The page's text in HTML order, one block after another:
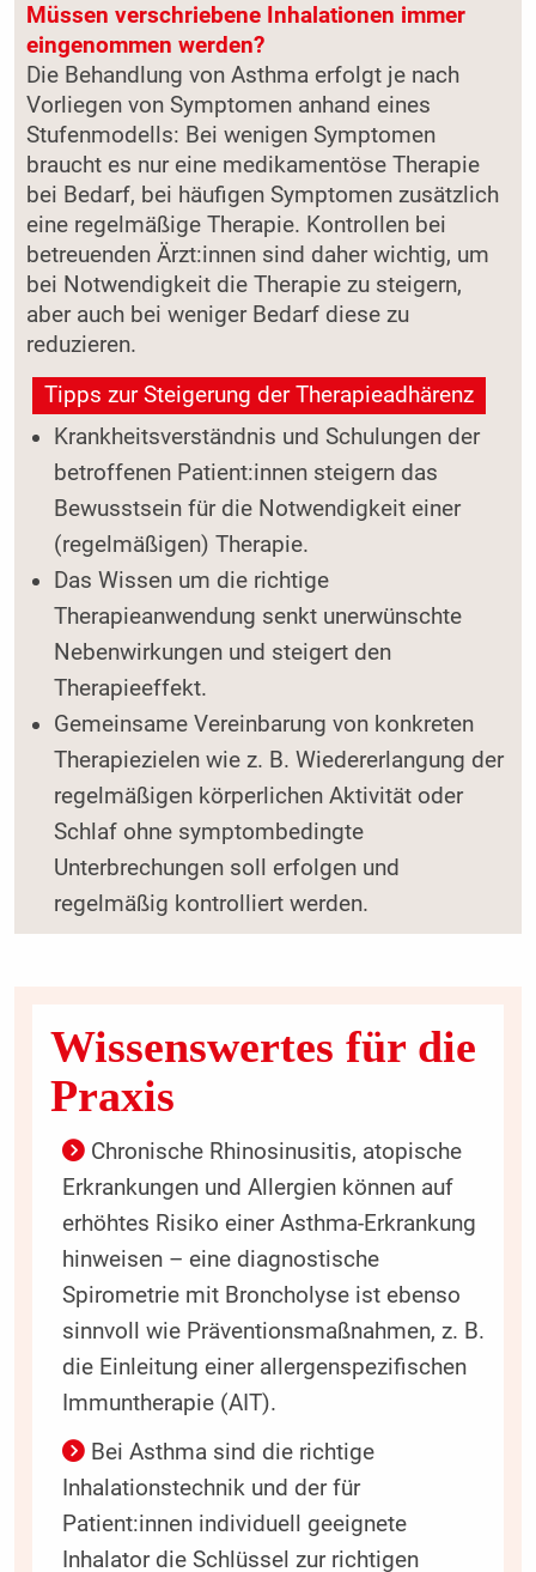
Müssen verschriebene Inhalationen immer
eingenommen werden?
Die Behandlung von Asthma erfolgt je nach
Vorliegen von Symptomen anhand eines
Stufenmodells: Bei wenigen Symptomen
braucht es nur eine medikamentöse Therapie
bei Bedarf, bei häufigen Symptomen zusätzlich
eine regelmäßige Therapie. Kontrollen bei
betreuenden Ärzt:innen sind daher wichtig, um
bei Notwendigkeit die Therapie zu steigern,
aber auch bei weniger Bedarf diese zu
reduzieren.
Tipps zur Steigerung der Therapieadhärenz
Krankheitsverständnis und Schulungen der
betroffenen Patient:innen steigern das
Bewusstsein für die Notwendigkeit einer
(regelmäßigen) Therapie.
Das Wissen um die richtige
Therapieanwendung senkt unerwünschte
Nebenwirkungen und steigert den
Therapieeffekt.
Gemeinsame Vereinbarung von konkreten
Therapiezielen wie z. B. Wiedererlangung der
regelmäßigen körperlichen Aktivität oder
Schlaf ohne symptombedingte
Unterbrechungen soll erfolgen und
regelmäßig kontrolliert werden.
Wissenswertes für die
Praxis
Chronische Rhinosinusitis, atopische
Erkrankungen und Allergien können auf
erhöhtes Risiko einer Asthma-Erkrankung
hinweisen – eine diagnostische
Spirometrie mit Broncholyse ist ebenso
sinnvoll wie Präventionsmaßnahmen, z. B.
die Einleitung einer allergenspezifischen
Immuntherapie (AIT).
Bei Asthma sind die richtige
Inhalationstechnik und der für
Patient:innen individuell geeignete
Inhalator die Schlüssel zur richtigen